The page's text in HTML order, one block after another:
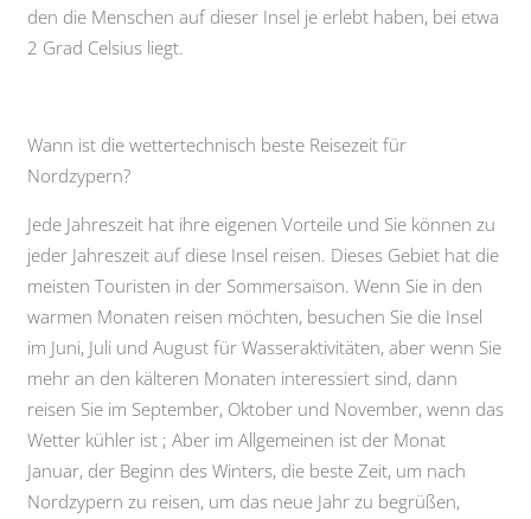
den die Menschen auf dieser Insel je erlebt haben, bei etwa
2 Grad Celsius liegt.
Wann ist die wettertechnisch beste Reisezeit für
Nordzypern?
Jede Jahreszeit hat ihre eigenen Vorteile und Sie können zu
jeder Jahreszeit auf diese Insel reisen. Dieses Gebiet hat die
meisten Touristen in der Sommersaison. Wenn Sie in den
warmen Monaten reisen möchten, besuchen Sie die Insel
im Juni, Juli und August für Wasseraktivitäten, aber wenn Sie
mehr an den kälteren Monaten interessiert sind, dann
reisen Sie im September, Oktober und November, wenn das
Wetter kühler ist ; Aber im Allgemeinen ist der Monat
Januar, der Beginn des Winters, die beste Zeit, um nach
Nordzypern zu reisen, um das neue Jahr zu begrüßen,